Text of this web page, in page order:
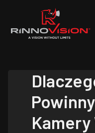
Kamery